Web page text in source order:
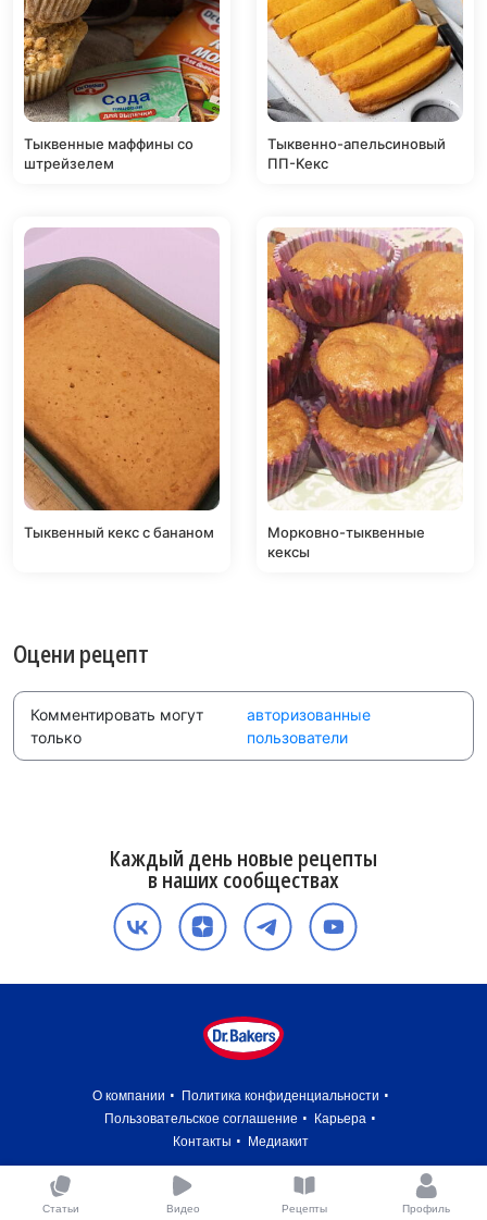
Тыквенные маффины со
штрейзелем
Тыквенно-апельсиновый
ПП-Кекс
Тыквенный кекс с бананом
Морковно-тыквенные
кексы
Оцени рецепт
Комментировать могут
только
авторизованные
пользователи
Каждый день новые рецепты
в наших сообществах
О компании
Политика конфиденциальности
Пользовательское соглашение
Карьера
Контакты
Медиакит
Статьи Видео Рецепты Профиль